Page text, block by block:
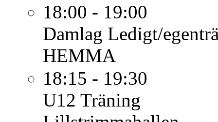
18:00 - 19:00
Damlag Ledigt/
HEMMA
18:15 - 19:30
U12 Träning